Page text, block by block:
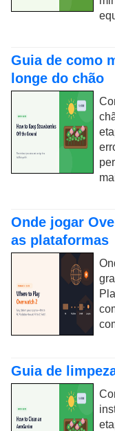
Guia de como
longe do chão
Onde jogar
as plataformas
Guia de